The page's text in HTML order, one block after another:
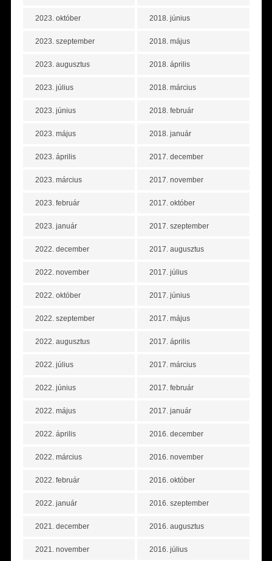
2023. október
2023. szeptember
2023. augusztus
2023. július
2023. június
2023. május
2023. április
2023. március
2023. február
2023. január
2022. december
2022. november
2022. október
2022. szeptember
2022. augusztus
2022. július
2022. június
2022. május
2022. április
2022. március
2022. február
2022. január
2021. december
2021. november
2018. június
2018. május
2018. április
2018. március
2018. február
2018. január
2017. december
2017. november
2017. október
2017. szeptember
2017. augusztus
2017. július
2017. június
2017. május
2017. április
2017. március
2017. február
2017. január
2016. december
2016. november
2016. október
2016. szeptember
2016. augusztus
2016. július